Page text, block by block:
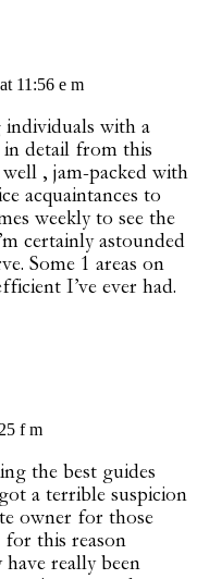
11:56 e m
with a
in detail from this
, jam-packed with
acquaintances to
weekly to see the
certainly astounded
Some 1 areas on
I’ve ever had.
f m
the best guides
a terrible suspicion
owner for those
for this reason
really been